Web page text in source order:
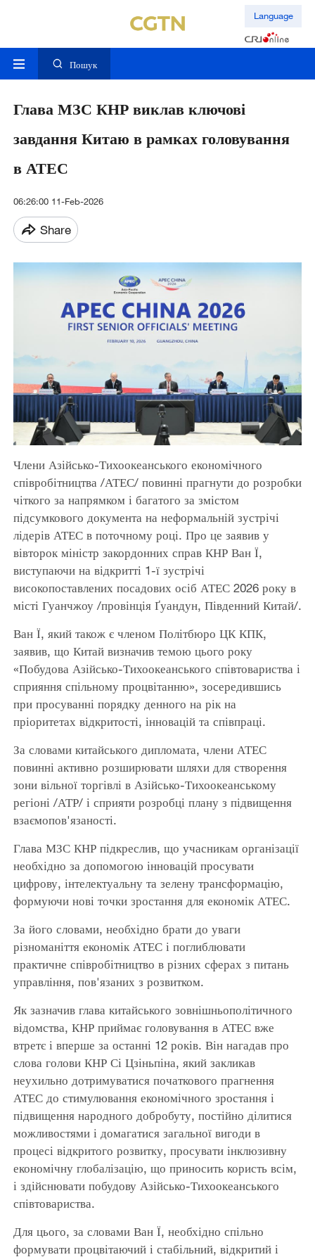
Language
Пошук
Глава МЗС КНР виклав ключові
завдання Китаю в рамках головування
в АТЕС
06:26:00 11-Feb-2026
Share
Члени Азійсько-Тихоокеанського економічного
співробітництва /АТЕС/ повинні прагнути до розробки
чіткого за напрямком і багатого за змістом
підсумкового документа на неформальній зустрічі
лідерів АТЕС в поточному році. Про це заявив у
вівторок міністр закордонних справ КНР Ван Ї,
виступаючи на відкритті 1-ї зустрічі
високопоставлених посадових осіб АТЕС 2026 року в
місті Гуанчжоу /провінція Ґуандун, Південний Китай/.
Ван Ї, який також є членом Політбюро ЦК КПК,
заявив, що Китай визначив темою цього року
«Побудова Азійсько-Тихоокеанського співтовариства і
сприяння спільному процвітанню», зосередившись
при просуванні порядку денного на рік на
пріоритетах відкритості, інновацій та співпраці.
За словами китайського дипломата, члени АТЕС
повинні активно розширювати шляхи для створення
зони вільної торгівлі в Азійсько-Тихоокеанському
регіоні /АТР/ і сприяти розробці плану з підвищення
взаємопов'язаності.
Глава МЗС КНР підкреслив, що учасникам організації
необхідно за допомогою інновацій просувати
цифрову, інтелектуальну та зелену трансформацію,
формуючи нові точки зростання для економік АТЕС.
За його словами, необхідно брати до уваги
різноманіття економік АТЕС і поглиблювати
практичне співробітництво в різних сферах з питань
управління, пов'язаних з розвитком.
Як зазначив глава китайського зовнішньополітичного
відомства, КНР приймає головування в АТЕС вже
втретє і вперше за останні 12 років. Він нагадав про
слова голови КНР Сі Цзіньпіна, який закликав
неухильно дотримуватися початкового прагнення
АТЕС до стимулювання економічного зростання і
підвищення народного добробуту, постійно ділитися
можливостями і домагатися загальної вигоди в
процесі відкритого розвитку, просувати інклюзивну
економічну глобалізацію, що приносить користь всім,
і здійснювати побудову Азійсько-Тихоокеанського
співтовариства.
Для цього, за словами Ван Ї, необхідно спільно
формувати процвітаючий і стабільний, відкритий і